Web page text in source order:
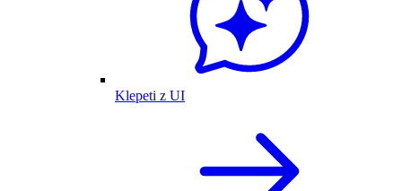
Klepeti z UI